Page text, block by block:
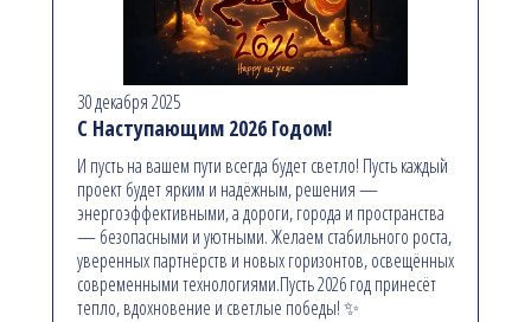
30 декабря 2025
С Наступающим 2026 Годом!
И пусть на вашем пути всегда будет светло! Пусть каждый
проект будет ярким и надёжным, решения —
энергоэффективными, а дороги, города и пространства
— безопасными и уютными. Желаем стабильного роста,
уверенных партнёрств и новых горизонтов, освещённых
современными технологиями.Пусть 2026 год принесёт
тепло, вдохновение и светлые победы! ✨